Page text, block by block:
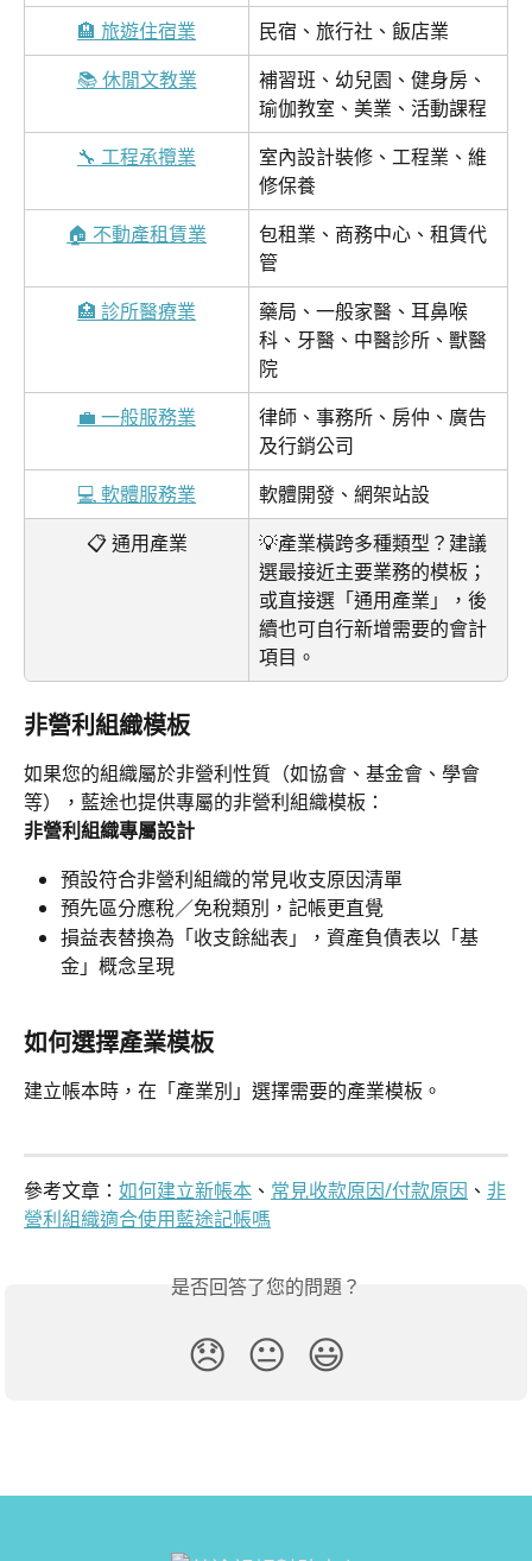
🏨 旅遊住宿業
民宿、旅行社、飯店業
📚 休閒文教業
補習班、幼兒園、健身房、
瑜伽教室、美業、活動課程
🔧 工程承攬業
室內設計裝修、工程業、維
修保養
🏠 不動產租賃業
包租業、商務中心、租賃代
管
🏥 診所醫療業
藥局、一般家醫、耳鼻喉
科、牙醫、中醫診所、獸醫
院
💼 一般服務業
律師、事務所、房仲、廣告
及行銷公司
💻 軟體服務業
軟體開發、網架站設
📋 通用產業
💡產業橫跨多種類型？建議
選最接近主要業務的模板；
或直接選「通用產業」，後
續也可自行新增需要的會計
項目。
非營利組織模板
如果您的組織屬於非營利性質（如協會、基金會、學會
等），藍途也提供專屬的非營利組織模板：
非營利組織專屬設計
預設符合非營利組織的常見收支原因清單
預先區分應稅／免稅類別，記帳更直覺
損益表替換為「收支餘絀表」，資產負債表以「基
金」概念呈現
如何選擇產業模板
建立帳本時，在「產業別」選擇需要的產業模板。
參考文章： 如何建立新帳本 、 常見收款原因/付款原因 、 非
營利組織適合使用藍途記帳嗎
是否回答了您的問題？
😞 😐 😃